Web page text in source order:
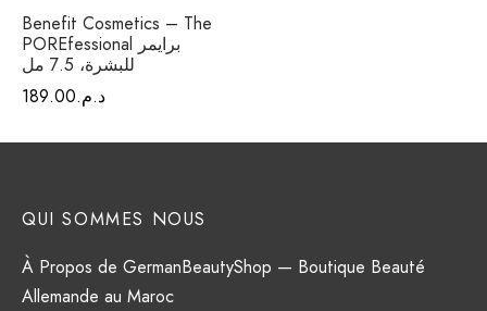
Benefit Cosmetics – The
POREfessional برايمر
للبشرة، 7.5 مل
د.م.189.00
QUI SOMMES NOUS
À Propos de GermanBeautyShop — Boutique Beauté
Allemande au Maroc